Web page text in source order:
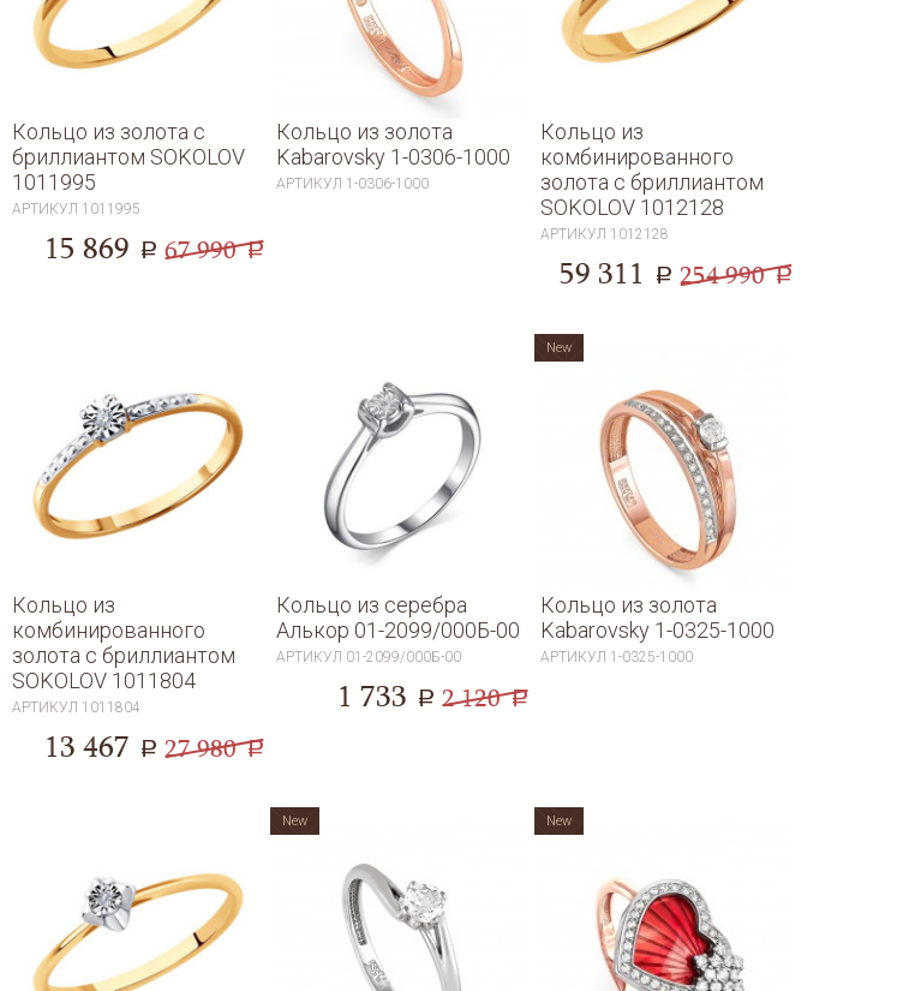
магазине представлен огромнейший выбор колец, от
простеньких до дорогих с драгоценными камнями.
Кольцо из золота с
бриллиантом SOKOLOV
1011995
АРТИКУЛ 1011995
15 869 a 67 990 a
Кольцо из золота
Kabarovsky 1-0306-1000
АРТИКУЛ 1-0306-1000
Кольцо из
комбинированного
золота с бриллиантом
SOKOLOV 1012128
АРТИКУЛ 1012128
59 311 a 254 990 a
Кольцо из
комбинированного
золота с бриллиантом
SOKOLOV 1011804
АРТИКУЛ 1011804
13 467 a 27 980 a
Кольцо из серебра
Алькор 01-2099/000Б-00
АРТИКУЛ 01-2099/000Б-00
1 733 a 2 120 a
Кольцо из золота
Kabarovsky 1-0325-1000
АРТИКУЛ 1-0325-1000
New
New New